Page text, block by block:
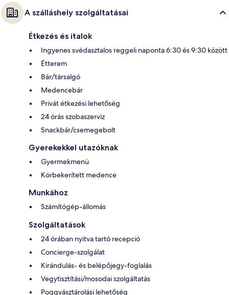
A szálláshely szolgáltatásai
Étkezés és italok
Ingyenes svédasztalos reggeli naponta 6:30 és 9:30 között
Étterem
Bár/társalgó
Medencebár
Privát étkezési lehetőség
24 órás szobaszerviz
Snackbár/csemegebolt
Gyerekekkel utazóknak
Gyermekmenü
Körbekerített medence
Munkához
Számítógép-állomás
Szolgáltatások
24 órában nyitva tartó recepció
Concierge-szolgálat
Kirándulás- és belépőjegy-foglalás
Vegytisztítási/mosodai szolgáltatás
Poggyásztárolási lehetőség